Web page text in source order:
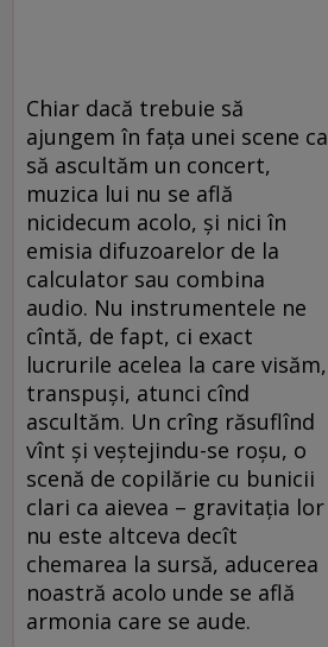
Chiar dacă trebuie să
ajungem în faţa unei scene ca
să ascultăm un concert,
muzica lui nu se află
nicidecum acolo, şi nici în
emisia difuzoarelor de la
calculator sau combina
audio. Nu instrumentele ne
cîntă, de fapt, ci exact
lucrurile acelea la care visăm,
transpuşi, atunci cînd
ascultăm. Un crîng răsuflînd
vînt şi veştejindu-se roşu, o
scenă de copilărie cu bunicii
clari ca aievea – gravitaţia lor
nu este altceva decît
chemarea la sursă, aducerea
noastră acolo unde se află
armonia care se aude.